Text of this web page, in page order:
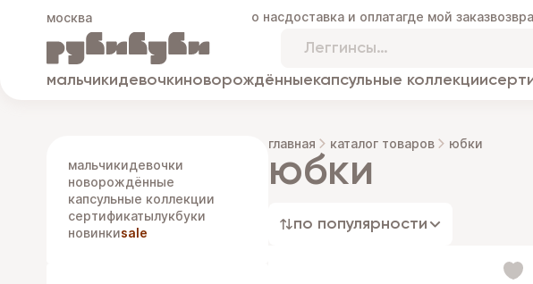
москва о насдоставка и оплатагде мой заказ
мальчикидевочкиноворождённыекапсульные коллекции
мальчикидевочки
новорождённые
капсульные коллекции
сертификатылукбуки
новинкиsale
главная каталог товаров юбки
юбки
по популярности